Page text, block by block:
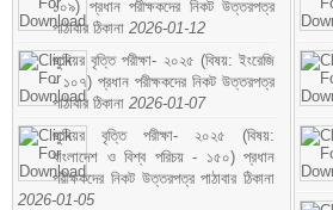
১০৯) প্রধান পরীক্ষকদের নিকট উত্তরপত্র
পাঠাবার ঠিকানা 2026-01-12
জুনিয়র বৃত্তি পরীক্ষা- ২০২৫ (বিষয়: ইংরেজি
- ১০৭) প্রধান পরীক্ষকদের নিকট উত্তরপত্র
পাঠাবার ঠিকানা 2026-01-07
জুনিয়র বৃত্তি পরীক্ষা- ২০২৫ (বিষয়:
বাংলাদেশ ও বিশ্ব পরিচয় - ১৫০) প্রধান
পরীক্ষকদের নিকট উত্তরপত্র পাঠাবার ঠিকানা
2026-01-05